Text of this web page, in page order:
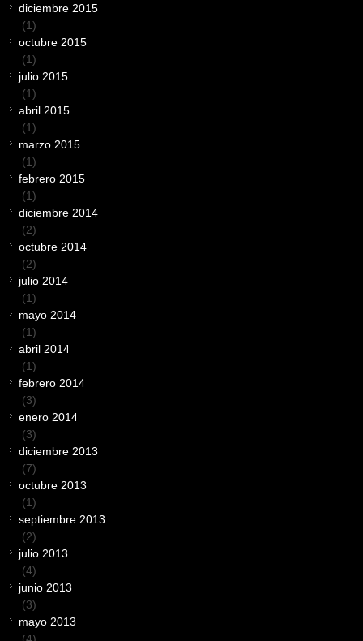
diciembre 2015
(1)
octubre 2015
(1)
julio 2015
(1)
abril 2015
(1)
marzo 2015
(1)
febrero 2015
(1)
diciembre 2014
(2)
octubre 2014
(2)
julio 2014
(1)
mayo 2014
(1)
abril 2014
(1)
febrero 2014
(3)
enero 2014
(3)
diciembre 2013
(7)
octubre 2013
(1)
septiembre 2013
(2)
julio 2013
(4)
junio 2013
(3)
mayo 2013